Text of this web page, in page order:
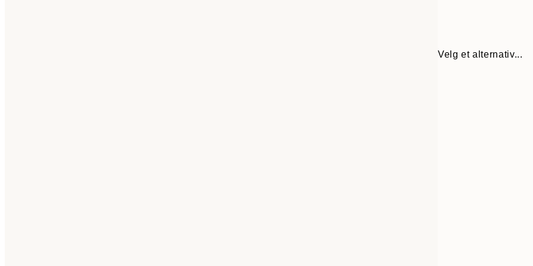
Velg et alternativ...